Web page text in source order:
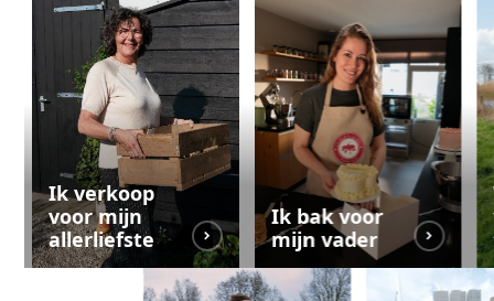
Ik verkoop
voor mijn
allerliefste
Ik bak voor
mijn vader